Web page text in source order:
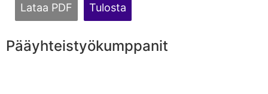
Lataa PDF Tulosta
Pääyhteistyökumppanit